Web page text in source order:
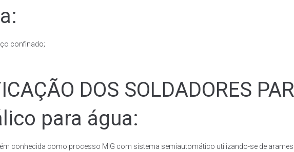
confinado;
DOS SOLDADORES
para água:
conhecida como processo MIG com sistema semiautomático utilizando-se de